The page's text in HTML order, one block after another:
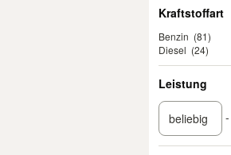
Kraftstoffart
Benzin (81)
Diesel (24)
Leistung
-